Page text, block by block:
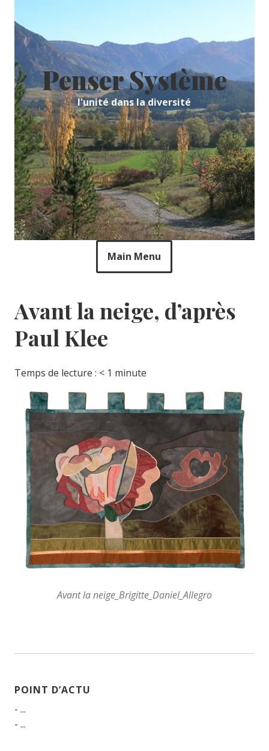
content
Penser Système
l'unité dans la diversité
Main Menu
Avant la neige, d’après
Paul Klee
Temps de lecture : < 1 minute
Avant la neige_Brigitte_Daniel_Allegro
POINT D’ACTU
- ...
- ...